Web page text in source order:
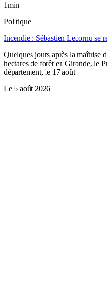
1min
Politique
Incendie : Sébastien Lecornu se
Quelques jours après la maîtrise
hectares de forêt en Gironde, le
département, le 17 août.
Le 6 août 2026